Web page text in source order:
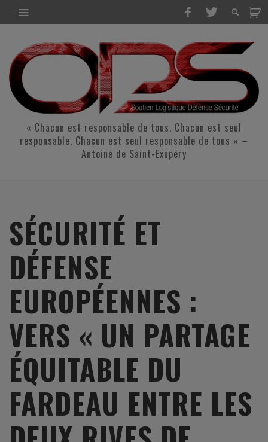
« Chacun est responsable de tous. Chacun est seul
responsable. Chacun est seul responsable de tous » –
Antoine de Saint-Exupéry
SÉCURITÉ ET
DÉFENSE
EUROPÉENNES :
VERS « UN PARTAGE
ÉQUITABLE DU
FARDEAU ENTRE LES